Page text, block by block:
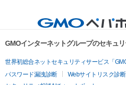
GMOインターネットグループのセキュ
世界初総合ネットセキュリティサービス「
パスワード漏洩診断
Webサイトリスク診断